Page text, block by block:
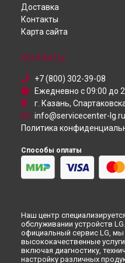
Ремонт пылесоса LG в
Ремонт пылесоса LG в
Ремонт пылесоса LG в
Проектор
Посудомоечная машина
Монитор
Кондиционер
Доставка
Контакты
Карта сайта
КОНТАКТЫ
+7 (800) 302-39-08
Ежедневно с 09:00 до
г. Казань,
info@servicecenter-lg.ru
Политика
Способы оплаты
Наш центр
обслуживании устройств
официальный сервис LG, мы
высококачественные
включая диагностику,
настройку различных